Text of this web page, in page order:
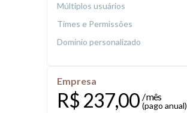
Múltiplos usuários
Times e Permissões
Domínio personalizado
Empresa
R$ 237,00 / mês
(pago anual)